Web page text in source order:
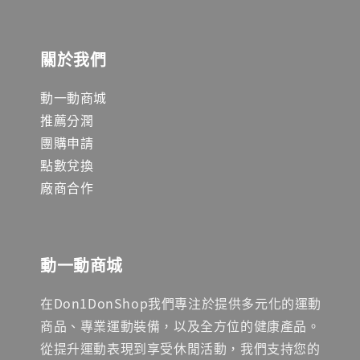
關於我們
動一動商城
推薦分潤
團購申請
點數兌換
廠商合作
動一動商城
在Don1DonShop我們專注於提供多元化的運動
商品、專業運動裝備，以及全方位的健康產品。
從提升運動表現到享受休閒活動，我們支持您的